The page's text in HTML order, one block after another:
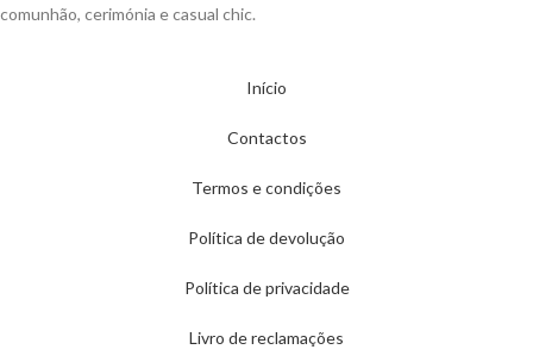
comunhão, cerimónia e casual chic.
Início
Contactos
Termos e condições
Política de devolução
Política de privacidade
Livro de reclamações